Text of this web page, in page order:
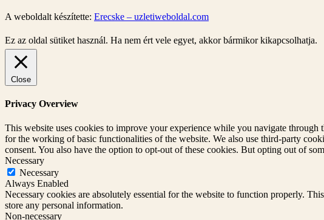
A weboldalt készítette: Erecske – uzletiweboldal.com
Ez az oldal sütiket használ. Ha nem ért vele egyet, akkor bármikor kikapcsolhatja.
Close
Privacy Overview
This website uses cookies to improve your experience while you navigate through
for the working of basic functionalities of the website. We also use third-party
consent. You also have the option to opt-out of these cookies. But opting out of
Necessary
Necessary
Always Enabled
Necessary cookies are absolutely essential for the website to function properly.
store any personal information.
Non-necessary